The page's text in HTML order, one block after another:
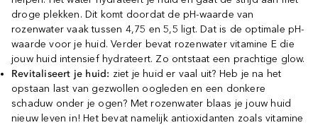
droge plekken. Dit komt doordat de pH-waarde van
rozenwater vaak tussen 4,75 en 5,5 ligt. Dat is de optimale pH-
waarde voor je huid. Verder bevat rozenwater vitamine E die
jouw huid intensief hydrateert. Zo ontstaat een prachtige glow.
Revitaliseert je huid: ziet je huid er vaal uit? Heb je na het
opstaan last van gezwollen oogleden en een donkere
schaduw onder je ogen? Met rozenwater blaas je jouw huid
nieuw leven in! Het bevat namelijk antioxidanten zoals vitamine